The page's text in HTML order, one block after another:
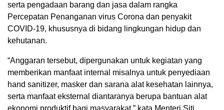
serta pengadaan barang dan jasa dalam rangka
Percepatan Penanganan virus Corona dan penyakit
COVID-19, khususnya di bidang lingkungan hidup dan
kehutanan.
“Anggaran tersebut, dipergunakan untuk kegiatan yang
memberikan manfaat internal misalnya untuk penyediaan
hand sanitizer, masker dan sarana alat kesehatan lainnya,
serta manfaat eksternal diantaranya berupa bantuan alat